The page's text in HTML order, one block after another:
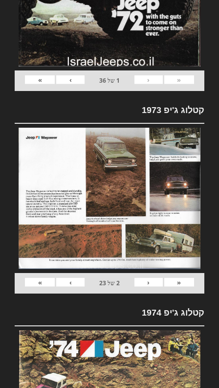
«
‹
1 של36
›
»
קטלוג ג'יפ 1973
«
‹
2של23
›
»
קטלוג ג'יפ 1974